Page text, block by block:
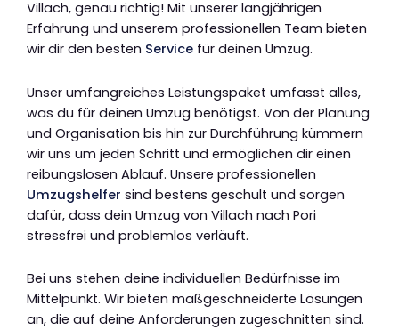
Villach, genau richtig! Mit unserer langjährigen
Erfahrung und unserem professionellen Team bieten
wir dir den besten Service für deinen Umzug.
Unser umfangreiches Leistungspaket umfasst alles,
was du für deinen Umzug benötigst. Von der Planung
und Organisation bis hin zur Durchführung kümmern
wir uns um jeden Schritt und ermöglichen dir einen
reibungslosen Ablauf. Unsere professionellen
Umzugshelfer sind bestens geschult und sorgen
dafür, dass dein Umzug von Villach nach Pori
stressfrei und problemlos verläuft.
Bei uns stehen deine individuellen Bedürfnisse im
Mittelpunkt. Wir bieten maßgeschneiderte Lösungen
an, die auf deine Anforderungen zugeschnitten sind.